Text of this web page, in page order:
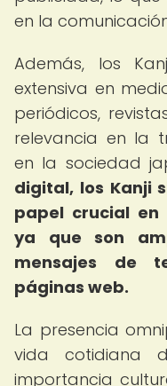
en la
Además, los
extensiva en
periódicos,
relevancia en la
en la sociedad
digital, los Kanji
papel crucial en
ya que son
mensajes de
páginas web.
La presencia
vida cotidiana
importancia